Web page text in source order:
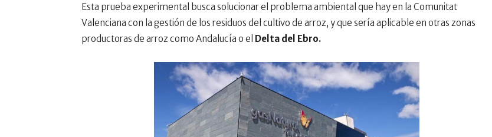
Esta prueba experimental busca solucionar el problema ambiental que hay en la Comunitat
Valenciana con la gestión de los residuos del cultivo de arroz, y que sería aplicable en otras zonas
productoras de arroz como Andalucía o el Delta del Ebro.